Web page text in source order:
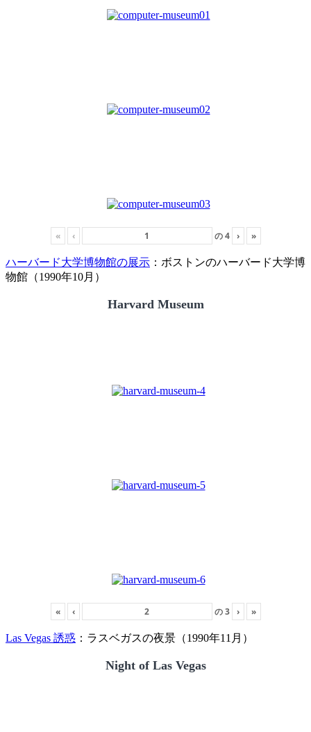
« ‹ の4 › »
ハーバード大学博物館の展示 ：ボストンのハーバード大学博
物館（1990年10月）
Harvard Museum
« ‹ の3 › »
Las Vegas 誘惑 ：ラスベガスの夜景（1990年11月）
Night of Las Vegas